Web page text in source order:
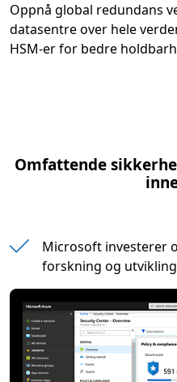
Oppnå global redundans
datasentre over hele
HSM-er for bedre
Omfattende
Microsoft investerer
forskning og